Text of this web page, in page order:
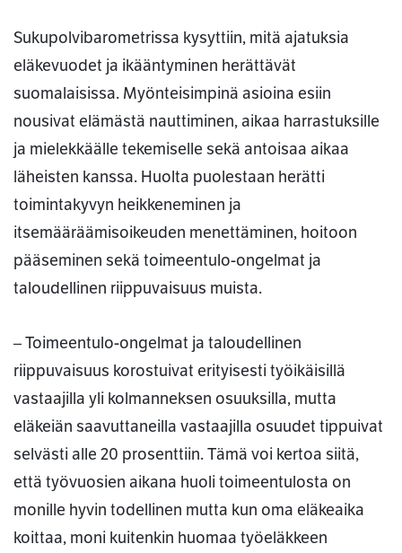
Sukupolvibarometrissa kysyttiin, mitä ajatuksia
eläkevuodet ja ikääntyminen herättävät
suomalaisissa. Myönteisimpinä asioina esiin
nousivat elämästä nauttiminen, aikaa harrastuksille
ja mielekkäälle tekemiselle sekä antoisaa aikaa
läheisten kanssa. Huolta puolestaan herätti
toimintakyvyn heikkeneminen ja
itsemääräämisoikeuden menettäminen, hoitoon
pääseminen sekä toimeentulo-ongelmat ja
taloudellinen riippuvaisuus muista.
– Toimeentulo-ongelmat ja taloudellinen
riippuvaisuus korostuivat erityisesti työikäisillä
vastaajilla yli kolmanneksen osuuksilla, mutta
eläkeiän saavuttaneilla vastaajilla osuudet tippuivat
selvästi alle 20 prosenttiin. Tämä voi kertoa siitä,
että työvuosien aikana huoli toimeentulosta on
monille hyvin todellinen mutta kun oma eläkeaika
koittaa, moni kuitenkin huomaa työeläkkeen